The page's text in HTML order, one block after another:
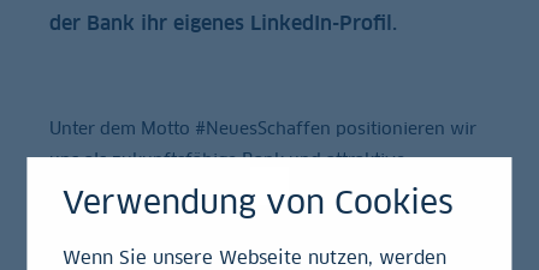
der Bank ihr eigenes LinkedIn-Profil.
Unter dem Motto #NeuesSchaffen positionieren wir
uns als zukunftsfähige Bank und attraktive
Arbeitgeberin. Unterstützt werden wir dabei von
unserer Gründerin und seit Neuestem Botschafterin
Katharina von Württemberg. Sie hat vor mehr als
Verwendung von Cookies
Wenn Sie unsere Webseite nutzen, werden